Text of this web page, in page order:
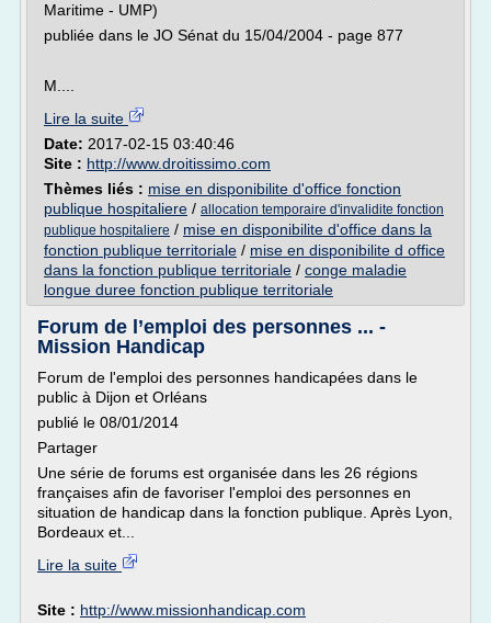
Maritime - UMP)
publiée dans le JO Sénat du 15/04/2004 - page 877
M....
Lire la suite
Date: 2017-02-15 03:40:46
Site : http://www.droitissimo.com
Thèmes liés : mise en disponibilite d'office fonction
publique hospitaliere / allocation temporaire d'invalidite fonction
publique hospitaliere / mise en disponibilite d'office dans la
fonction publique territoriale / mise en disponibilite d office
dans la fonction publique territoriale / conge maladie
longue duree fonction publique territoriale
Forum de l’emploi des personnes ... -
Mission Handicap
Forum de l'emploi des personnes handicapées dans le
public à Dijon et Orléans
publié le 08/01/2014
Partager
Une série de forums est organisée dans les 26 régions
françaises afin de favoriser l'emploi des personnes en
situation de handicap dans la fonction publique. Après Lyon,
Bordeaux et...
Lire la suite
Site : http://www.missionhandicap.com